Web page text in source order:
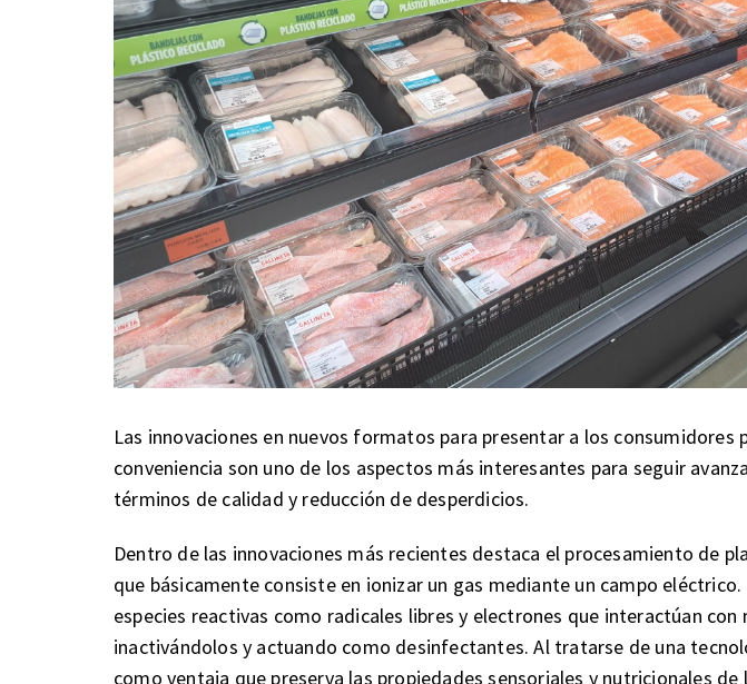
Las innovaciones en nuevos formatos para presentar a los consumidores
conveniencia son uno de los aspectos más interesantes para seguir
términos de calidad y reducción de desperdicios.
Dentro de las innovaciones más recientes destaca el procesamiento de
que básicamente consiste en ionizar un gas mediante un campo
especies reactivas como radicales libres y electrones que interactúan
inactivándolos y actuando como desinfectantes. Al tratarse de una
como ventaja que preserva las propiedades sensoriales y nutricionales de